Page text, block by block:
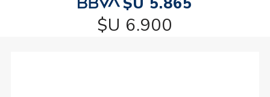
$U 6.900